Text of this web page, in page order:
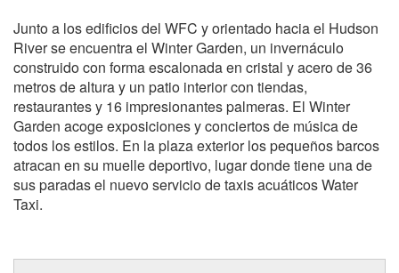
Junto a los edificios del WFC y orientado hacia el Hudson
River se encuentra el Winter Garden, un invernáculo
construido con forma escalonada en cristal y acero de 36
metros de altura y un patio interior con tiendas,
restaurantes y 16 impresionantes palmeras. El Winter
Garden acoge exposiciones y conciertos de música de
todos los estilos. En la plaza exterior los pequeños barcos
atracan en su muelle deportivo, lugar donde tiene una de
sus paradas el nuevo servicio de taxis acuáticos Water
Taxi.